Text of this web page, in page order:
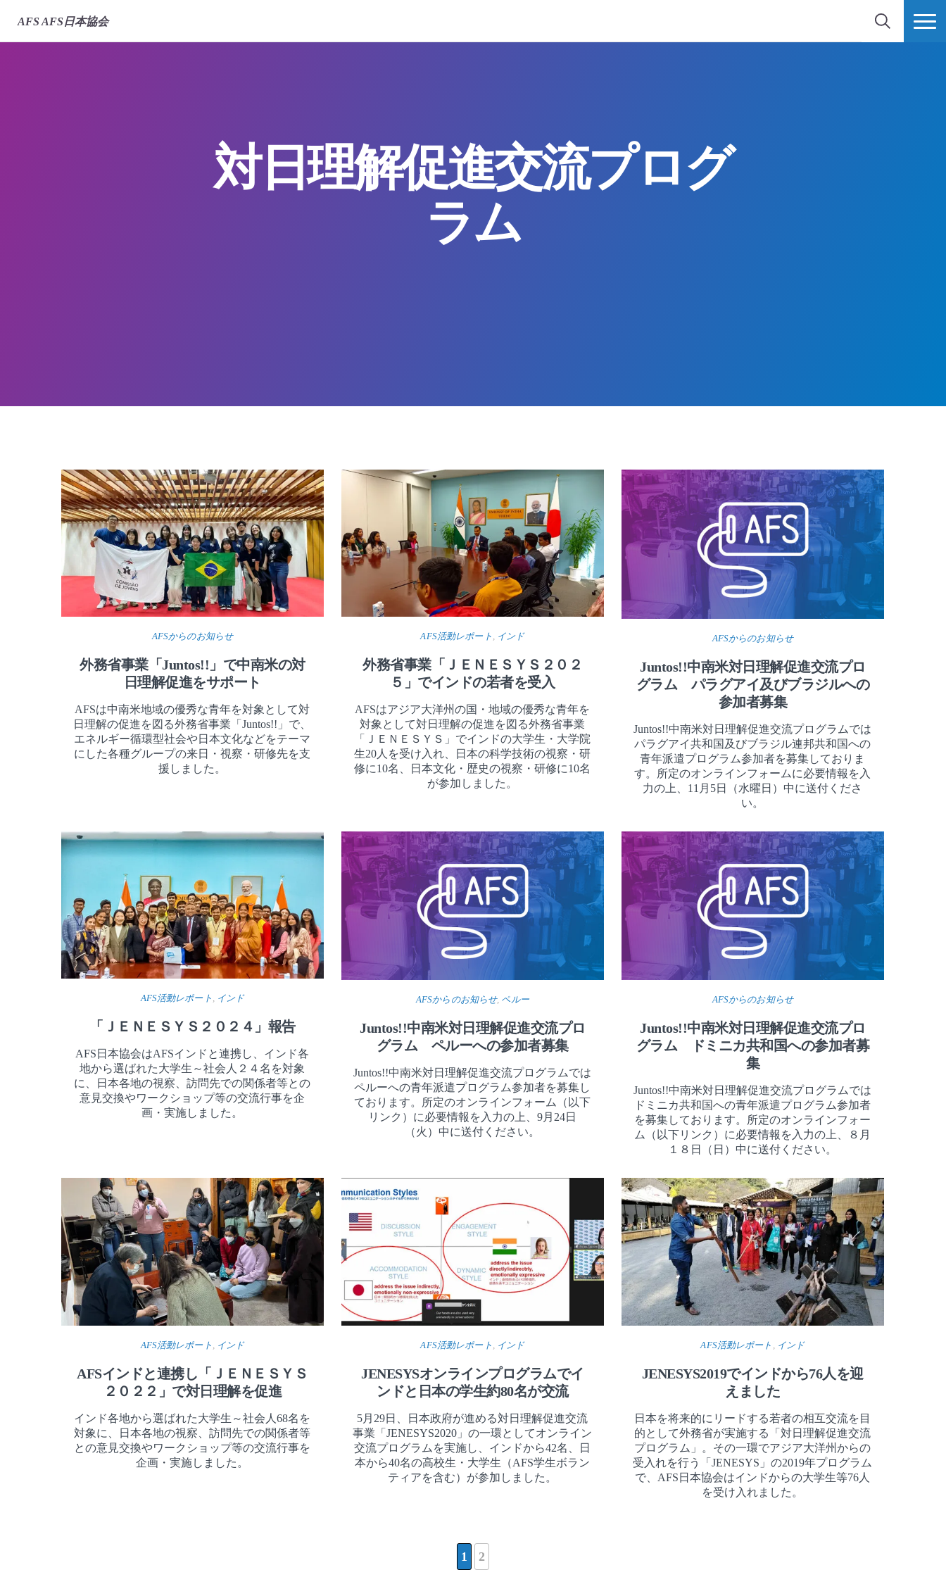
AFS AFS日本協会
検索
対日理解促進交流プログ
ラム
AFSからのお知らせ
外務省事業「Juntos!!」で中南米の対
日理解促進をサポート
AFSは中南米地域の優秀な青年を対象として対
日理解の促進を図る外務省事業「Juntos!!」で、
エネルギー循環型社会や日本文化などをテーマ
にした各種グループの来日・視察・研修先を支
援しました。
AFS活動レポート , インド
外務省事業「ＪＥＮＥＳＹＳ２０２
５」でインドの若者を受入
AFSはアジア大洋州の国・地域の優秀な青年を
対象として対日理解の促進を図る外務省事業
「ＪＥＮＥＳＹＳ」でインドの大学生・大学院
生20人を受け入れ、日本の科学技術の視察・研
修に10名、日本文化・歴史の視察・研修に10名
が参加しました。
AFSからのお知らせ
Juntos!!中南米対日理解促進交流プロ
グラム パラグアイ及びブラジルへの
参加者募集
Juntos!!中南米対日理解促進交流プログラムでは
パラグアイ共和国及びブラジル連邦共和国への
青年派遣プログラム参加者を募集しておりま
す。所定のオンラインフォームに必要情報を入
力の上、11月5日（水曜日）中に送付くださ
い。
AFS活動レポート , インド
「ＪＥＮＥＳＹＳ２０２４」報告
AFS日本協会はAFSインドと連携し、インド各
地から選ばれた大学生～社会人２４名を対象
に、日本各地の視察、訪問先での関係者等との
意見交換やワークショップ等の交流行事を企
画・実施しました。
AFSからのお知らせ, ペルー
Juntos!!中南米対日理解促進交流プロ
グラム ペルーへの参加者募集
Juntos!!中南米対日理解促進交流プログラムでは
ペルーへの青年派遣プログラム参加者を募集し
ております。所定のオンラインフォーム（以下
リンク）に必要情報を入力の上、9月24日
（火）中に送付ください。
AFSからのお知らせ
Juntos!!中南米対日理解促進交流プロ
グラム ドミニカ共和国への参加者募
集
Juntos!!中南米対日理解促進交流プログラムでは
ドミニカ共和国への青年派遣プログラム参加者
を募集しております。所定のオンラインフォー
ム（以下リンク）に必要情報を入力の上、８月
１８日（日）中に送付ください。
AFS活動レポート インド
AFSインドと連携し「ＪＥＮＥＳＹＳ
２０２２」で対日理解を促進
インド各地から選ばれた大学生～社会人68名を
対象に、日本各地の視察、訪問先での関係者等
との意見交換やワークショップ等の交流行事を
企画・実施しました。
AFS活動レポート インド
JENESYSオンラインプログラムでイ
ンドと日本の学生約80名が交流
5月29日、日本政府が進める対日理解促進交流
事業「JENESYS2020」の一環としてオンライン
交流プログラムを実施し、インドから42名、日
本から40名の高校生・大学生（AFS学生ボラン
ティアを含む）が参加しました。
AFS活動レポート インド
JENESYS2019でインドから76人を迎
えました
日本を将来的にリードする若者の相互交流を目
的として外務省が実施する「対日理解促進交流
プログラム」。その一環でアジア大洋州からの
受入れを行う「JENESYS」の2019年プログラム
で、AFS日本協会はインドからの大学生等76人
を受け入れました。
1 2